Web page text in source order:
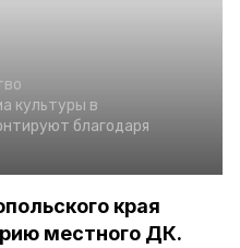
культуры в
благодаря
края
местного ДК.